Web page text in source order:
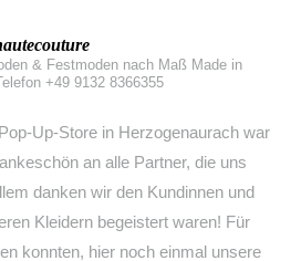
& Festmoden nach Maß Made in
+49 9132 8366355